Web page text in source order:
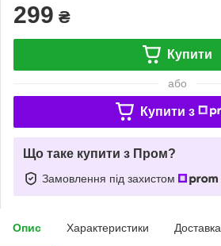
299 ₴
Купити
або
Купити з
Що таке купити з Пром?
Замовлення під захистом
Опис Характеристики Доставка